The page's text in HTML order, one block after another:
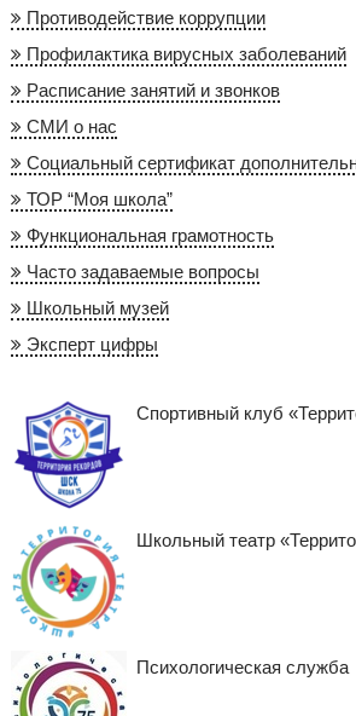
Противодействие коррупции
Профилактика вирусных заболеваний
Расписание занятий и звонков
СМИ о нас
Социальный сертификат
ТОР “Моя школа”
Функциональная грамотность
Часто задаваемые вопросы
Школьный музей
Эксперт цифры
Спортивный клуб
Школьный театр
Психологическая служба